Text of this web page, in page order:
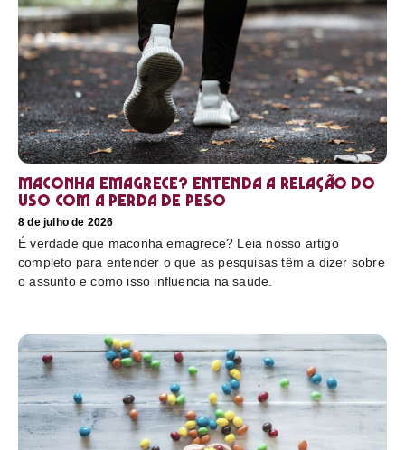
Maconha emagrece? Entenda a relação do
uso com a perda de peso
8 de julho de 2026
É verdade que maconha emagrece? Leia nosso artigo
completo para entender o que as pesquisas têm a dizer sobre
o assunto e como isso influencia na saúde.